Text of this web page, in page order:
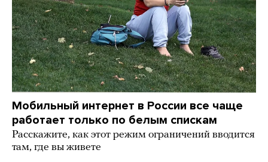
Мобильный интернет в России все чаще
работает только по белым спискам
Расскажите, как этот режим ограничений вводится
там, где вы живете